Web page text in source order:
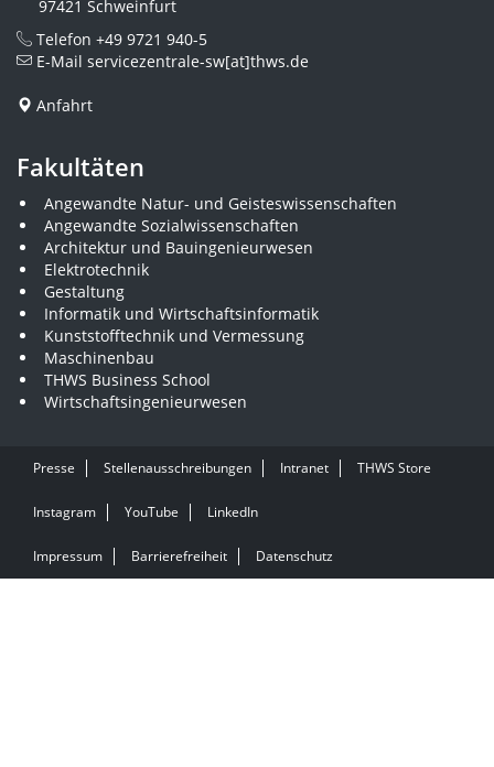
97421 Schweinfurt
Telefon +49 9721 940-5
E-Mail servicezentrale-sw[at]thws.de
Anfahrt
Fakultäten
Angewandte Natur- und Geisteswissenschaften
Angewandte Sozialwissenschaften
Architektur und Bauingenieurwesen
Elektrotechnik
Gestaltung
Informatik und Wirtschaftsinformatik
Kunststofftechnik und Vermessung
Maschinenbau
THWS Business School
Wirtschaftsingenieurwesen
Presse Stellenausschreibungen Intranet THWS Store
Instagram YouTube LinkedIn
Impressum Barrierefreiheit Datenschutz